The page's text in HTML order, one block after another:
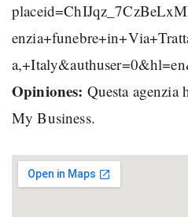
Opiniones: Questa
My Business.